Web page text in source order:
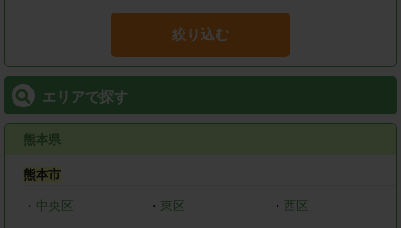
絞り込む
エリアで探す
熊本県
熊本市
・ 中央区 ・ 東区 ・ 西区